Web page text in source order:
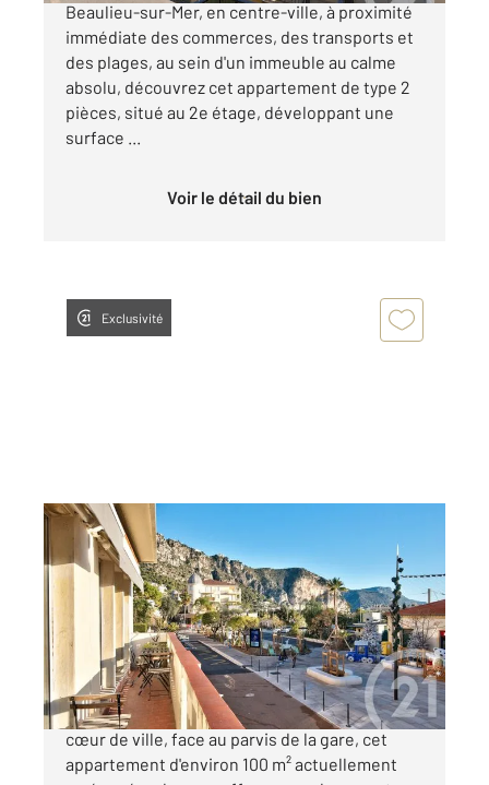
Beaulieu-sur-Mer, en centre-ville, à proximité
immédiate des commerces, des transports et
des plages, au sein d'un immeuble au calme
absolu, découvrez cet appartement de type 2
pièces, situé au 2e étage, développant une
surface ...
Voir le détail du bien
Exclusivité
BEAULIEU SUR MER 06
98,13 m 2, 4 pièces
Ref : 5581
Appartement F4 à vendre
1 350 000 €
Beaulieu sur Mer : Idéalement situé en plein
cœur de ville, face au parvis de la gare, cet
appartement d'environ 100 m² actuellement